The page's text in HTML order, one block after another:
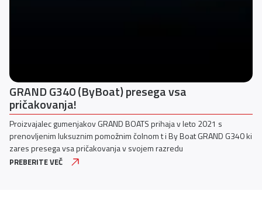
G340 (ByBoat) presega vsa
gumenjakov GRAND BOATS prihaja v leto 2021 s
luksuznim pomožnim čolnom t i By Boat GRAND G340 ki
presega vsa pričakovanja v svojem razredu
VEČ